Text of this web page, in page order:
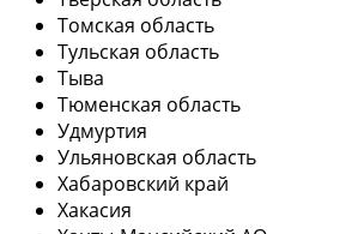
Томская область
Тульская область
Тыва
Тюменская область
Удмуртия
Ульяновская область
Хабаровский край
Хакасия